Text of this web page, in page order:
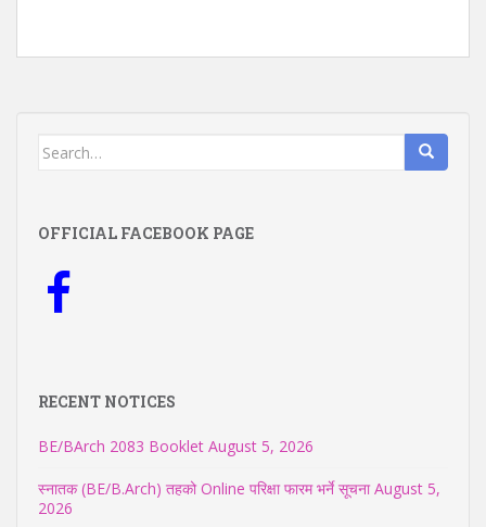
Search
OFFICIAL FACEBOOK PAGE
RECENT NOTICES
BE/BArch 2083 Booklet August 5, 2026
स्नातक (BE/B.Arch) तहको Online परिक्षा फारम भर्ने सूचना August 5,
2026